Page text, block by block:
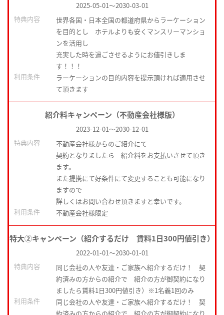
2025-05-01～2030-03-01
特典内容
世界各国・日本全国の都道府県からラーケーション
を目的とし ホテルよりも安くマンスリーマンショ
ンを活用し
充実した時を過ごさせるようにお値引きしま
す！！！
利用条件
ラーケーションの目的内容を提示頂ければ適用させ
て頂きます
紹介料キャンペーン（不動産会社様版）
2023-12-01～2030-12-01
特典内容
不動産会社様からのご紹介にて
契約となりましたら 紹介料をお支払いさせて頂き
ます。
また提携にて好条件にて変更することも可能になり
ますので
詳しくはお問い合わせ頂きますと幸いです。
利用条件
不動産会社様限定
特大②キャンペーン（紹介するだけ 賃料1日300円値引き）
2022-01-01～2030-01-01
特典内容
同じ会社の人や友達・ご家族へ紹介するだけ！ 契
約済みの方からの紹介で 紹介の方が御契約になり
ましたら賃料1日300円値引き）※1名義1回のみ
利用条件
同じ会社の人や友達・ご家族へ紹介するだけ！ 契